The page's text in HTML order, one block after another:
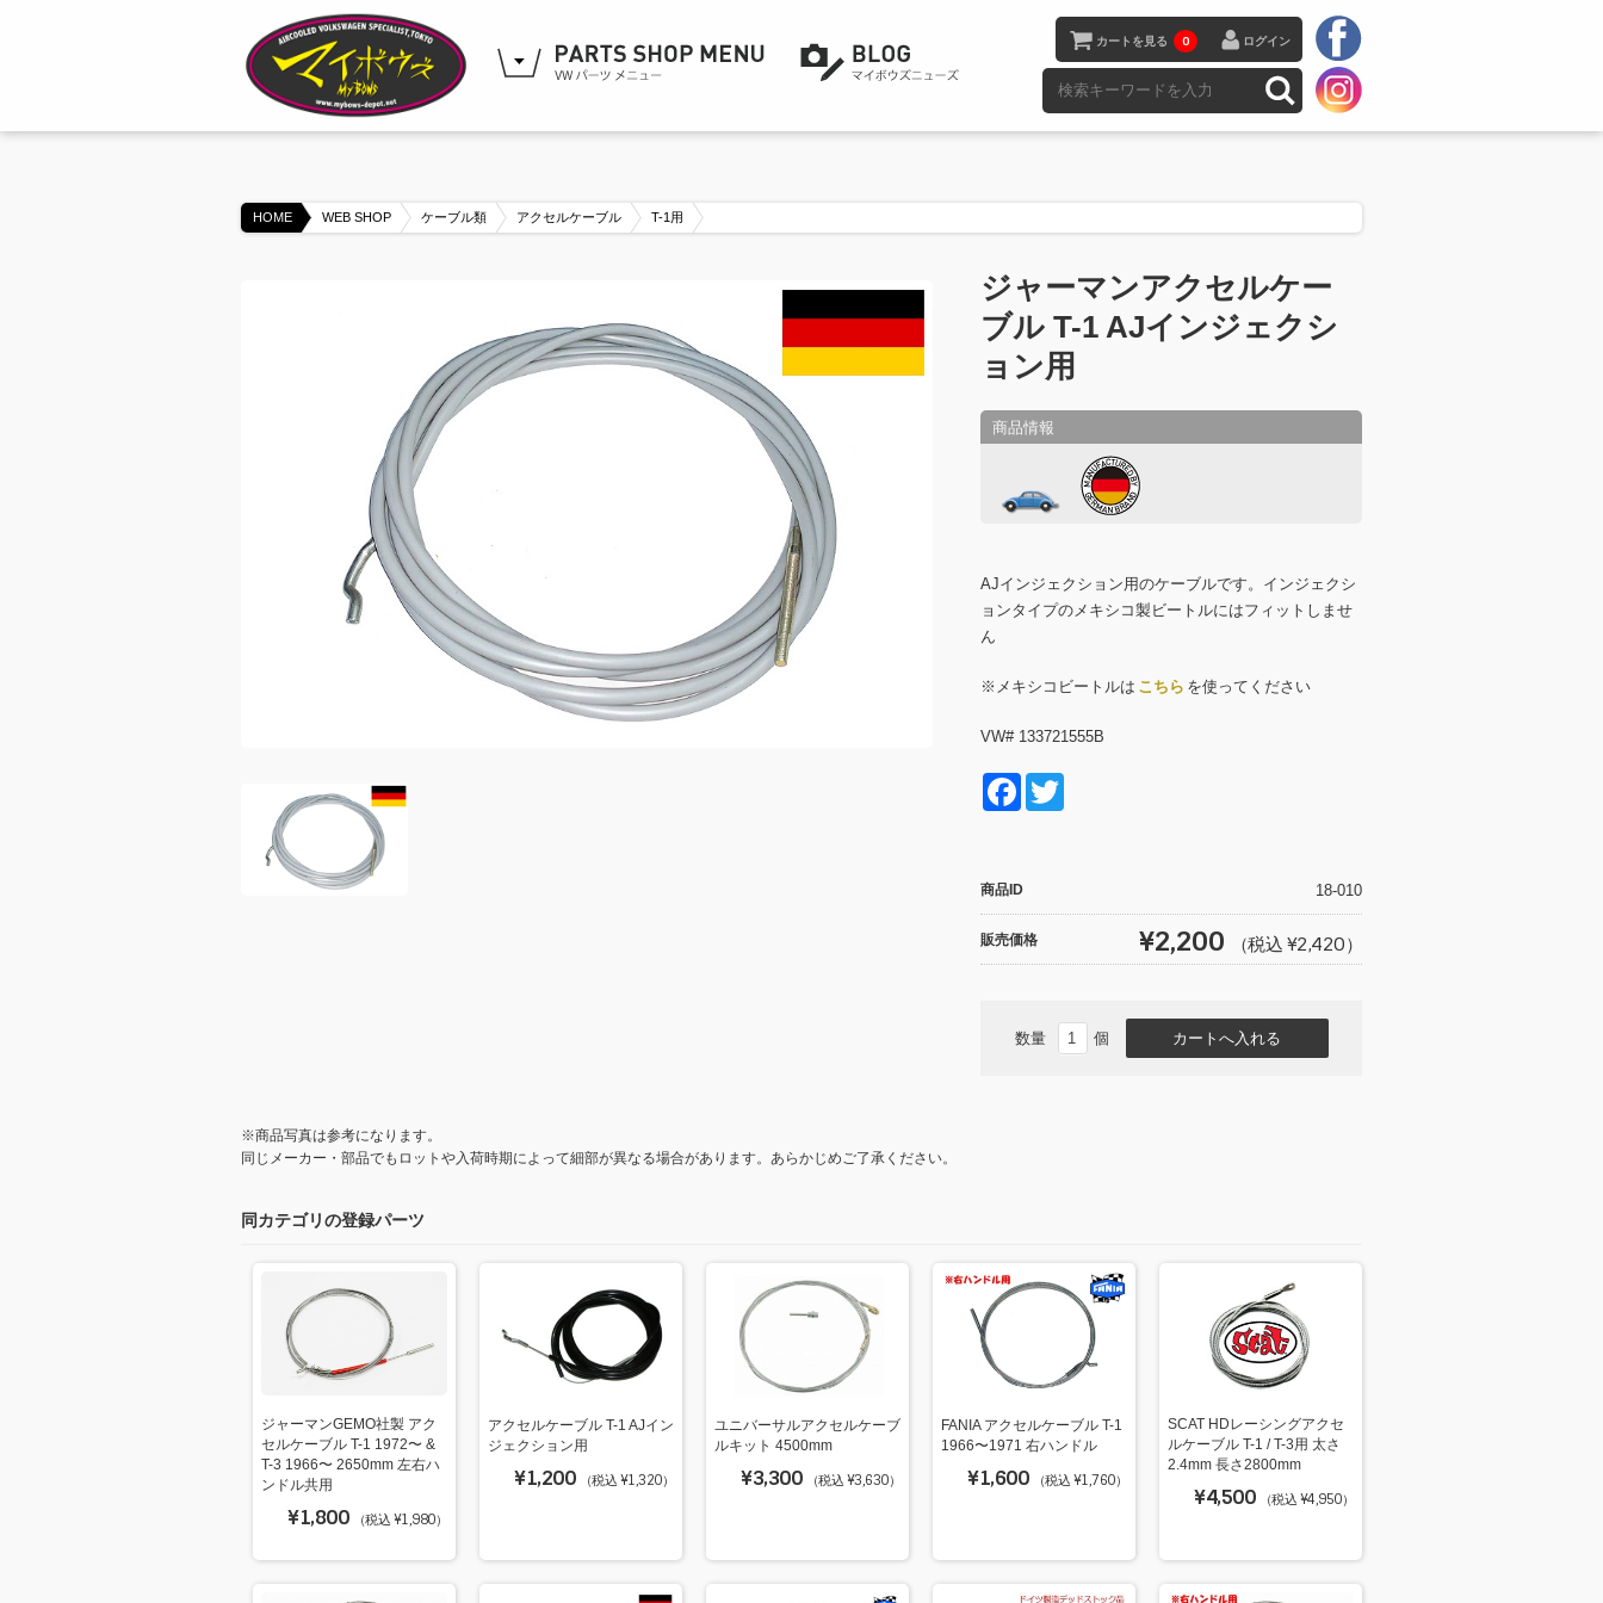
カートを見る 0 ログイン
HOME WEB SHOP ケーブル類 アクセルケーブル T-1用
ジャーマンアクセルケー
ブル T-1 AJインジェクシ
ョン用
AJインジェクション用のケーブルです。インジェクシ
ョンタイプのメキシコ製ビートルにはフィットしませ
ん
※メキシコビートルは こちら を使ってください
VW# 133721555B
F
e
b
o
k
er
商品ID 18-010
販売価格 ¥2,200 （税込 ¥2,420）
数量 個
※商品写真は参考になります。
同じメーカー・部品でもロットや入荷時期によって細部が異なる場合があります。あらかじめご了承ください。
同カテゴリの登録パーツ
ジャーマンGEMO社製 アク
セルケーブル T-1 1972〜 &
T-3 1966〜 2650mm 左右ハ
ンドル共用
¥1,800 （税込 ¥1,980）
アクセルケーブル T-1 AJイン
ジェクション用
¥1,200 （税込 ¥1,320）
ユニバーサルアクセルケーブ
ルキット 4500mm
¥3,300 （税込 ¥3,630）
FANIA アクセルケーブル T-1
1966〜1971 右ハンドル
¥1,600 （税込 ¥1,760）
SCAT HDレーシングアクセ
ルケーブル T-1 / T-3用 太さ
2.4mm 長さ2800mm
¥4,500 （税込 ¥4,950）